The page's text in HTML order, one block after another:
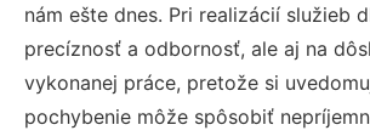
nám ešte dnes. Pri realizácií služieb
precíznosť a odbornosť, ale aj na
vykonanej práce, pretože si
pochybenie môže spôsobiť